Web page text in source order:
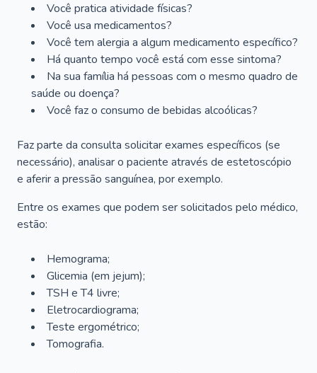
Você pratica atividade físicas?
Você usa medicamentos?
Você tem alergia a algum medicamento específico?
Há quanto tempo você está com esse sintoma?
Na sua família há pessoas com o mesmo quadro de
saúde ou doença?
Você faz o consumo de bebidas alcoólicas?
Faz parte da consulta solicitar exames específicos (se
necessário), analisar o paciente através de estetoscópio
e aferir a pressão sanguínea, por exemplo.
Entre os exames que podem ser solicitados pelo médico,
estão:
Hemograma;
Glicemia (em jejum);
TSH e T4 livre;
Eletrocardiograma;
Teste ergométrico;
Tomografia.